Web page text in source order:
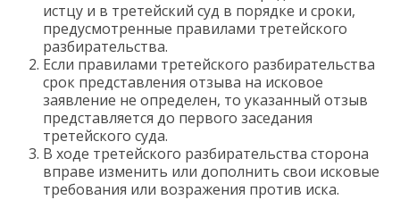
истцу и в третейский суд в порядке и сроки,
предусмотренные правилами третейского
разбирательства.
Если правилами третейского разбирательства
срок представления отзыва на исковое
заявление не определен, то указанный отзыв
представляется до первого заседания
третейского суда.
В ходе третейского разбирательства сторона
вправе изменить или дополнить свои исковые
требования или возражения против иска.